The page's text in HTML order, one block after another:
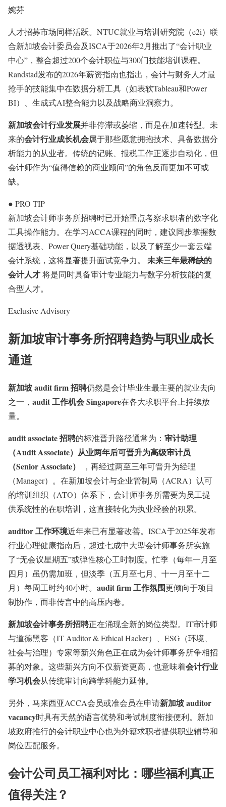
婉芬
人才招募市场同样活跃。NTUC就业与培训研究院（e2i）联
合新加坡会计委员会及ISCA于2026年2月推出了“会计职业
中心”，整合超过200个会计职位与300门技能培训课程。
Randstad发布的2026年薪资指南也指出，会计与财务人才最
抢手的技能集中在数据分析工具（如表软Tableau和Power
BI）、生成式AI整合能力以及战略商业洞察力。
新加坡会计行业发展并非停滞或萎缩，而是在加速转型。未
来的会计行业成长机会属于那些愿意拥抱技术、具备数据分
析能力的从业者。传统的记账、报税工作正逐步自动化，但
会计师作为“值得信赖的商业顾问”的角色反而更加不可或
缺。
● PRO TIP
新加坡会计师事务所招聘时已开始重点考察求职者的数字化
工具操作能力。在学习ACCA课程的同时，建议同步掌握数
据透视表、Power Query基础功能，以及了解至少一套云端
会计系统，这将显著提升面试竞争力。 未来三年最稀缺的
会计人才将是同时具备审计专业能力与数字分析技能的复
合型人才。
Exclusive Advisory
新加坡审计事务所招聘趋势与职业成长
通道
新加坡 audit firm 招聘仍然是会计毕业生最主要的就业去向
之一， audit 工作机会 Singapore在各大求职平台上持续放
量。
audit associate 招聘的标准晋升路径通常为： 审计助理
（Audit Associate）从业两年后可晋升为高级审计员
（Senior Associate）
，再经过两至三年可晋升为经理
（Manager）。在新加坡会计与企业管制局（ACRA）认可
的培训组织（ATO）体系下，会计师事务所需要为员工提
供系统性的在职培训，这直接转化为执业经验的积累。
auditor 工作环境近年来已有显著改善。ISCA于2025年发布
行业心理健康指南后，超过七成中大型会计师事务所实施
了“无会议星期五”或弹性核心工时制度。忙季（每年一月至
四月）虽仍需加班，但淡季（五月至七月、十一月至十二
月）每周工时约40小时。 audit firm 工作氛围更倾向于项目
制协作，而非传言中的高压内卷。
新加坡会计事务所招聘正在涌现全新的岗位类型。IT审计师
与道德黑客（IT Auditor & Ethical Hacker）、ESG（环境、
社会与治理）专家等新兴角色正在成为会计师事务所争相招
募的对象。这些新兴方向不仅薪资更高，也意味着会计行业
学习机会从传统审计向跨学科能力延伸。
另外，马来西亚ACCA会员或准会员在申请新加坡 auditor
vacancy时具有天然的语言优势和考试制度衔接便利。新加
坡政府推行的会计职业中心也为外籍求职者提供职业辅导和
岗位匹配服务。
会计公司员工福利对比：哪些福利真正
值得关注？